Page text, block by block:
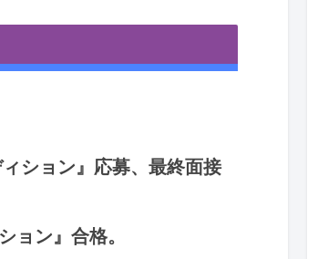
ション』応募、最終面接
ン』合格。